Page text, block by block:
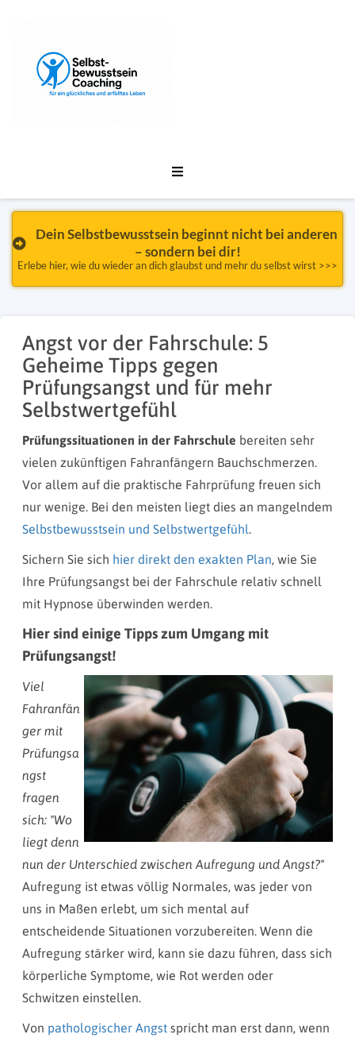
Dein Selbstbewusstsein beginnt nicht bei anderen
– sondern bei dir!
Erlebe hier, wie du wieder an dich glaubst und mehr du selbst wirst >>>
Angst vor der Fahrschule: 5
Geheime Tipps gegen
Prüfungsangst und für mehr
Selbstwertgefühl
Prüfungssituationen in der Fahrschule bereiten sehr
vielen zukünftigen Fahranfängern Bauchschmerzen.
Vor allem auf die praktische Fahrprüfung freuen sich
nur wenige. Bei den meisten liegt dies an mangelndem
Selbstbewusstsein und Selbstwertgefühl.
Sichern Sie sich hier direkt den exakten Plan, wie Sie
Ihre Prüfungsangst bei der Fahrschule relativ schnell
mit Hypnose überwinden werden.
Hier sind einige Tipps zum Umgang mit
Prüfungsangst!
Viel
Fahranfän
ger mit
Prüfungsa
ngst
fragen
sich: "Wo
liegt denn
nun der Unterschied zwischen Aufregung und Angst?"
Aufregung ist etwas völlig Normales, was jeder von
uns in Maßen erlebt, um sich mental auf
entscheidende Situationen vorzubereiten. Wenn die
Aufregung stärker wird, kann sie dazu führen, dass sich
körperliche Symptome, wie Rot werden oder
Schwitzen einstellen.
Von pathologischer Angst spricht man erst dann, wenn